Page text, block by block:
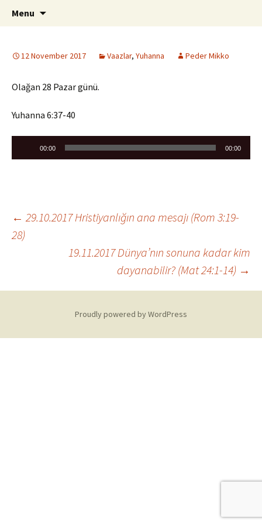
ILC
Menu
12 November 2017 Vaazlar, Yuhanna Peder Mikko
Olağan 28 Pazar günü.
Yuhanna 6:37-40
Player
00:00 00:00
Post
navigation
← 29.10.2017 Hristiyanlığın ana mesajı (Rom 3:19-
28)
19.11.2017 Dünya’nın sonuna kadar kim
dayanabilir? (Mat 24:1-14) →
Proudly powered by WordPress